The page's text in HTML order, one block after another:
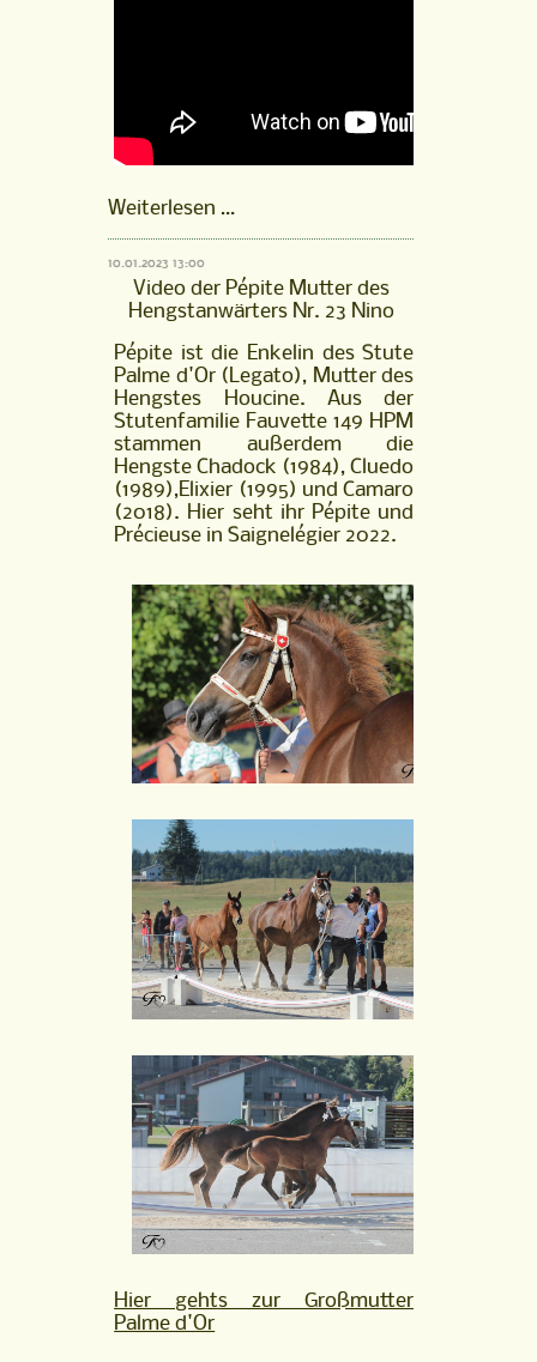
Weiterlesen …Pépite
Hengstanwärters
Nr.
23
Nino
10.01.2023 13:00
Video der Pépite Mutter des
Hengstanwärters Nr. 23 Nino
Pépite ist die Enkelin des Stute
Palme d'Or (Legato), Mutter des
Hengstes Houcine. Aus der
Stutenfamilie Fauvette 149 HPM
stammen außerdem die
Hengste Chadock (1984), Cluedo
(1989),Elixier (1995) und Camaro
(2018). Hier seht ihr Pépite und
Précieuse in Saignelégier 2022.
Hier gehts zur Großmutter
Palme d'Or